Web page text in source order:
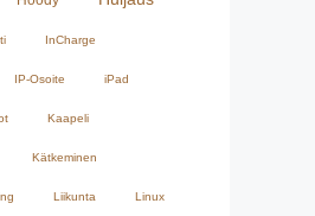
InCharge
IP-Osoite iPad
Kaapeli
Kätkeminen
Liikunta Linux